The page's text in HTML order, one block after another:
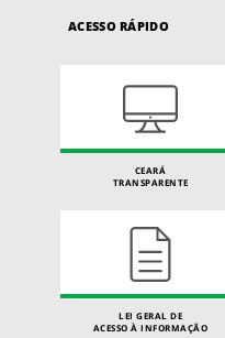
ACESSO RÁPIDO
CEARÁ
TRANSPARENTE
LEI GERAL DE
ACESSO À INFORMAÇÃO